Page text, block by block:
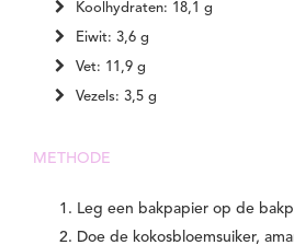
Koolhydraten: 18,1 g
Eiwit: 3,6 g
Vet: 11,9 g
Vezels: 3,5 g
METHODE
Leg een bakpapier op de
Doe de kokosbloemsuiker,